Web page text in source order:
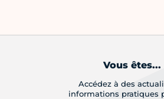
Vous êtes...
Accédez à des
informations pratiques